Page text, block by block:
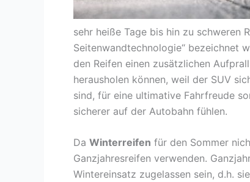
sehr heiße Tage bis hin zu schweren
Seitenwandtechnologie“ bezeichnet
den Reifen einen zusätzlichen
herausholen können, weil der SUV
sind, für eine ultimative Fahrfreude
sicherer auf der Autobahn fühlen.
Da Winterreifen für den Sommer
Ganzjahresreifen verwenden.
Wintereinsatz zugelassen sein, d.h.